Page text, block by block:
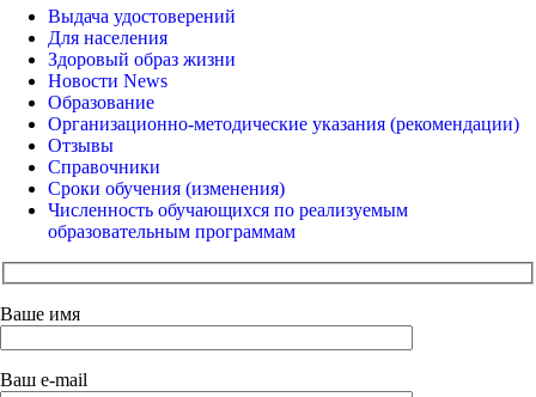
Выдача удостоверений
Для населения
Здоровый образ жизни
Новости News
Образование
Организационно-методические указания (рекомендации)
Отзывы
Справочники
Сроки обучения (изменения)
Численность обучающихся по реализуемым
образовательным программам
Ваше имя
Ваш e-mail